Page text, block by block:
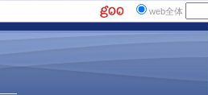
web全体